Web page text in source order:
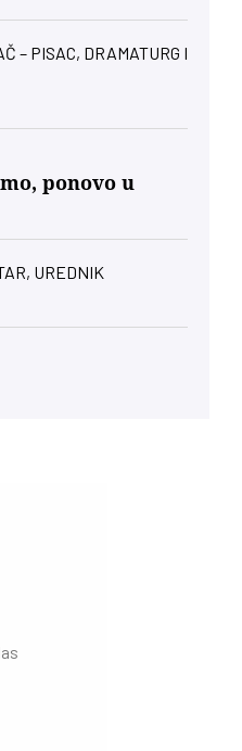
– PISAC, DRAMATURG I
ponovo u
UREDNIK